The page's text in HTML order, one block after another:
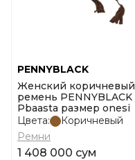
PENNYBLACK
Женский коричневый
ремень PENNYBLACK
Pbaasta размер onesi
Цвета:
Коричневый
Ремни
1 408 000 сум